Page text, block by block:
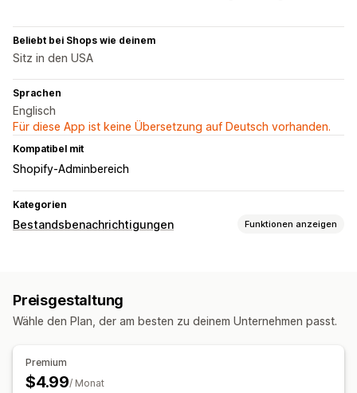
Beliebt bei Shops wie deinem
Sitz in den USA
Sprachen
Englisch
Für diese App ist keine Übersetzung auf Deutsch vorhanden.
Kompatibel mit
Shopify-Adminbereich
Kategorien
Bestandsbenachrichtigungen Funktionen anzeigen
Nicht vorrätig
Schaltfläche für Benachrichtigungen
Preisgestaltung
Wähle den Plan, der am besten zu deinem Unternehmen passt.
Premium
$4.99/ Monat